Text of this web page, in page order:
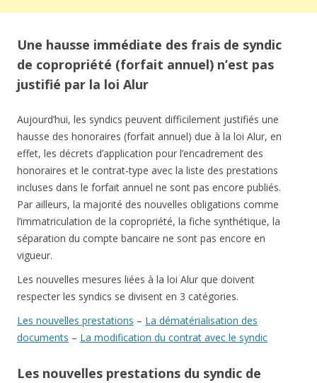
Une hausse immédiate des frais de syndic
de copropriété (forfait annuel) n’est pas
justifié par la loi Alur
Aujourd’hui, les syndics peuvent difficilement justifiés une
hausse des honoraires (forfait annuel) due à la loi Alur, en
effet, les décrets d’application pour l’encadrement des
honoraires et le contrat-type avec la liste des prestations
incluses dans le forfait annuel ne sont pas encore publiés.
Par ailleurs, la majorité des nouvelles obligations comme
l’immatriculation de la copropriété, la fiche synthétique, la
séparation du compte bancaire ne sont pas encore en
vigueur.
Les nouvelles mesures liées à la loi Alur que doivent
respecter les syndics se divisent en 3 catégories.
Les nouvelles prestations – La dématérialisation des
documents – La modification du contrat avec le syndic
Les nouvelles prestations du syndic de